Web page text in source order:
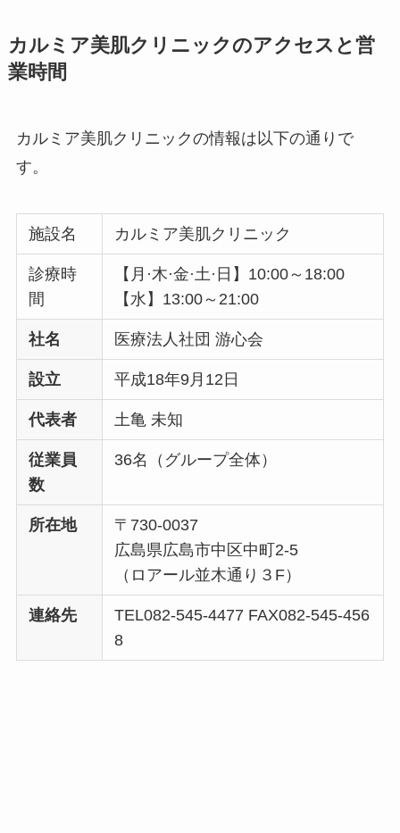
カルミア美肌クリニックのアクセスと営
業時間
カルミア美肌クリニックの情報は以下の通りで
す。
施設名 カルミア美肌クリニック
診療時
間
【月·木·金·土·日】10:00～18:00
【水】13:00～21:00
社名 医療法人社団 游心会
設立 平成18年9月12日
代表者 土亀 未知
従業員
数
36名（グループ全体）
所在地
〒730-0037
広島県広島市中区中町2-5
（ロアール並木通り３F）
連絡先
TEL082-545-4477 FAX082-545-456
8